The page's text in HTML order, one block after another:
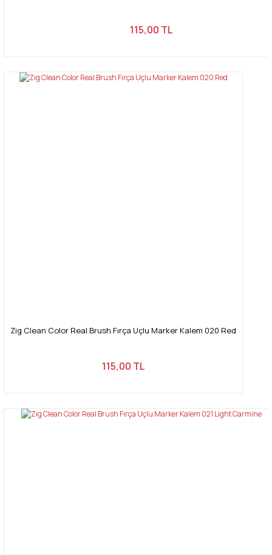
115,00 TL
Zig Clean Color Real Brush Fırça Uçlu Marker Kalem 020 Red
115,00 TL